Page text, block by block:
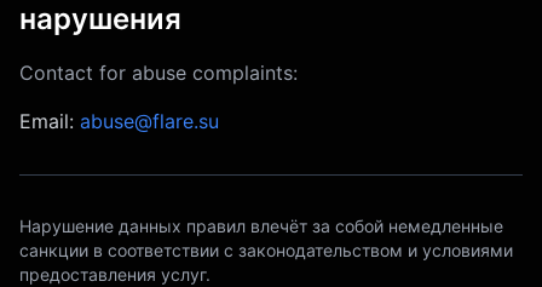
нарушения
Contact for abuse complaints:
Email: abuse@flare.su
Нарушение данных правил влечёт за собой немедленные
санкции в соответствии с законодательством и условиями
предоставления услуг.